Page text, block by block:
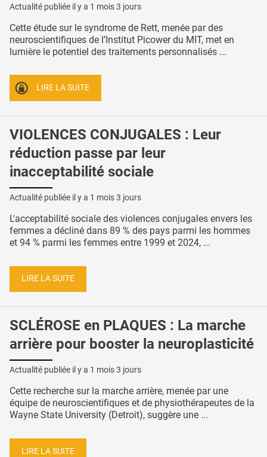
Actualité publiée il y a 1 mois 3 jours
Cette étude sur le syndrome de Rett, menée par des
neuroscientifiques de l’Institut Picower du MIT, met en
lumière le potentiel des traitements personnalisés ...
LIRE LA SUITE
VIOLENCES CONJUGALES : Leur
réduction passe par leur
inacceptabilité sociale
Actualité publiée il y a 1 mois 3 jours
L'acceptabilité sociale des violences conjugales envers les
femmes a décliné dans 89 % des pays parmi les hommes
et 94 % parmi les femmes entre 1999 et 2024, ...
LIRE LA SUITE
SCLÉROSE en PLAQUES : La marche
arrière pour booster la neuroplasticité
Actualité publiée il y a 1 mois 3 jours
Cette recherche sur la marche arrière, menée par une
équipe de neuroscientifiques et de physiothérapeutes de la
Wayne State University (Detroit), suggère une ...
LIRE LA SUITE